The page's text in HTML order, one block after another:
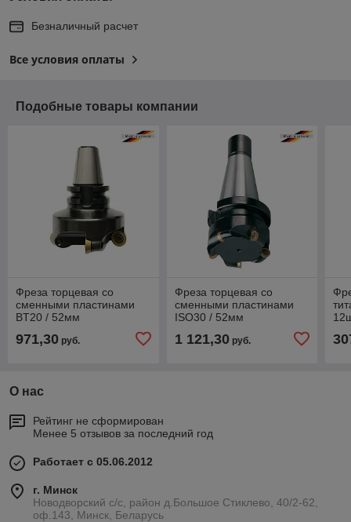
Безналичный расчет
Все условия оплаты
Подобные товары компании
Фреза торцевая со
сменными пластинами
BT20 / 52мм
971,30 руб.
Фреза торцевая со
сменными пластинами
ISO30 / 52мм
1 121,30руб.
О нас
Рейтинг не сформирован
Менее 5 отзывов за последний год
Работает с 05.06.2012
г. Минск
Новодворский с/с, район д.Большое Стиклево, 40/2-62,
оф.143, Минск, Беларусь